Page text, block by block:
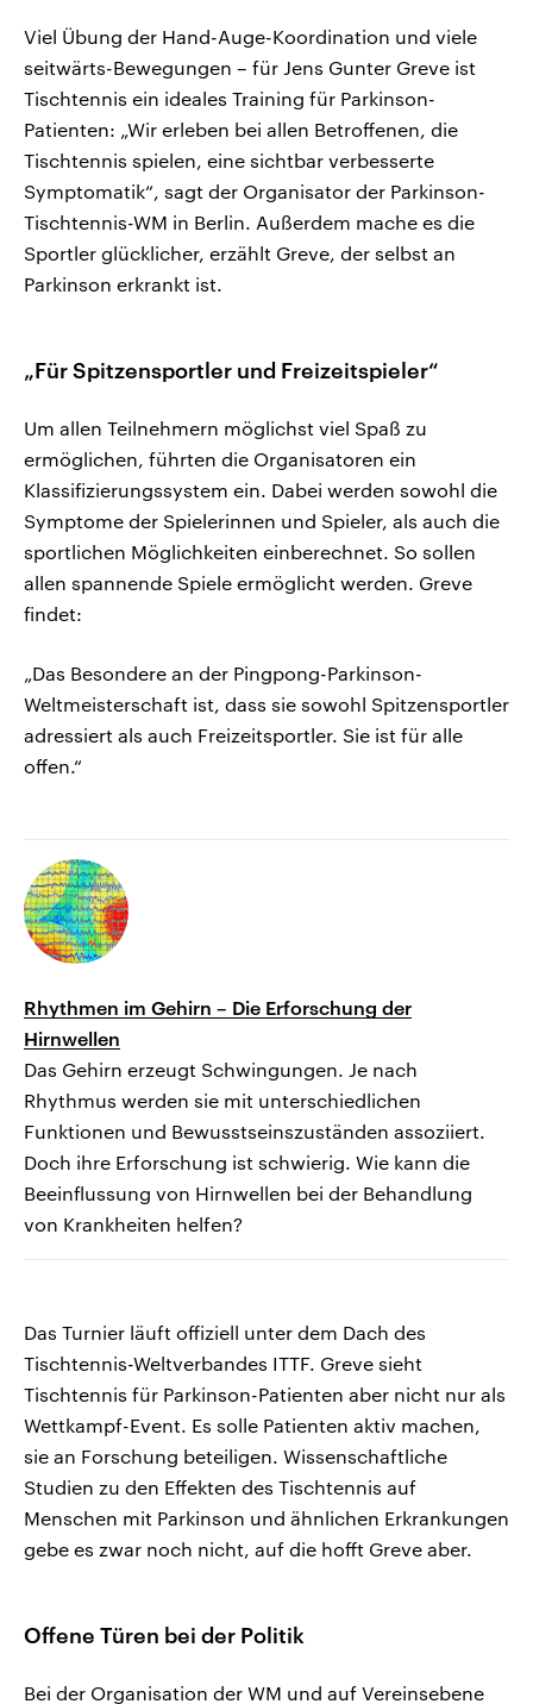
Viel Übung der Hand-Auge-Koordination und viele
seitwärts-Bewegungen – für Jens Gunter Greve ist
Tischtennis ein ideales Training für Parkinson-
Patienten: „Wir erleben bei allen Betroffenen, die
Tischtennis spielen, eine sichtbar verbesserte
Symptomatik“, sagt der Organisator der Parkinson-
Tischtennis-WM in Berlin. Außerdem mache es die
Sportler glücklicher, erzählt Greve, der selbst an
Parkinson erkrankt ist.
„Für Spitzensportler und Freizeitspieler“
Um allen Teilnehmern möglichst viel Spaß zu
ermöglichen, führten die Organisatoren ein
Klassifizierungssystem ein. Dabei werden sowohl die
Symptome der Spielerinnen und Spieler, als auch die
sportlichen Möglichkeiten einberechnet. So sollen
allen spannende Spiele ermöglicht werden. Greve
findet:
„Das Besondere an der Pingpong-Parkinson-
Weltmeisterschaft ist, dass sie sowohl Spitzensportler
adressiert als auch Freizeitsportler. Sie ist für alle
offen.“
Rhythmen im Gehirn – Die Erforschung der
Hirnwellen
Das Gehirn erzeugt Schwingungen. Je nach
Rhythmus werden sie mit unterschiedlichen
Funktionen und Bewusstseinszuständen assoziiert.
Doch ihre Erforschung ist schwierig. Wie kann die
Beeinflussung von Hirnwellen bei der Behandlung
von Krankheiten helfen?
Das Turnier läuft offiziell unter dem Dach des
Tischtennis-Weltverbandes ITTF. Greve sieht
Tischtennis für Parkinson-Patienten aber nicht nur als
Wettkampf-Event. Es solle Patienten aktiv machen,
sie an Forschung beteiligen. Wissenschaftliche
Studien zu den Effekten des Tischtennis auf
Menschen mit Parkinson und ähnlichen Erkrankungen
gebe es zwar noch nicht, auf die hofft Greve aber.
Offene Türen bei der Politik
Bei der Organisation der WM und auf Vereinsebene